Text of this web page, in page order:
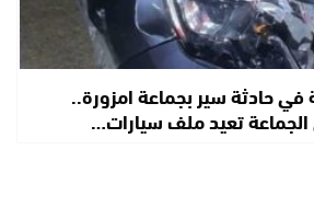
حادثة سير بجماعة امزورة..
تعيد ملف سيارات…